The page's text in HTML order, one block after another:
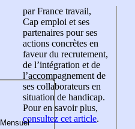
par France travail,
Cap emploi et ses
partenaires pour ses
actions concrètes en
faveur du recrutement,
de l’intégration et de
l’accompagnement de
ses collaborateurs en
situation de handicap.
Pour en savoir plus,
consultez cet article.